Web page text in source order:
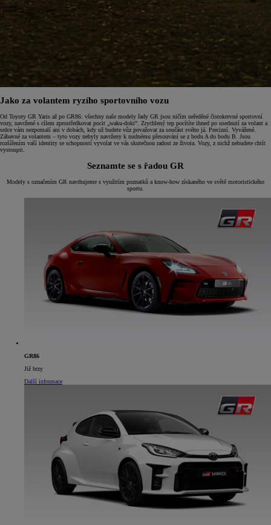
Jako za volantem ryzího sportovního vozu
Od Toyoty GR Yaris až po GR86: všechny naše modely řady GR jsou ničím neředěné čistokrevné sportovní
vozy, navržené s cílem zprostředkovat pocit „waku-doki“. Zrychlený tep pocítíte ihned po usednutí za volant a
srdce vám nezpomalí ani v dobách, kdy už budete vůz považovat za součást svého já. Precizní. Vyvážené.
Zábavné za volantem – tyto vozy nebyly navrženy k nudnému přesouvání se z bodu A do bodu B. Jsou
rozšířením vaší identity se schopností vyvolat ve vás skutečnou radost ze života. Vozy, z nichž nebudete chtít
vystoupit.
Seznamte se s řadou GR
Modely s označením GR navrhujeme s využitím poznatků a know-how získaného ve světě motoristického
sportu.
GR86
Již brzy
Další informace